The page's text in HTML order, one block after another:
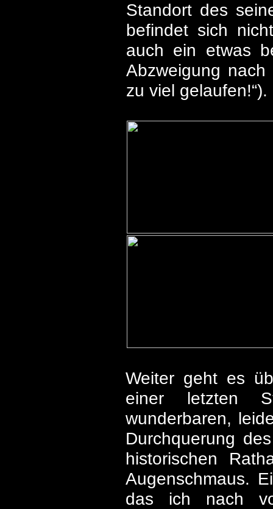
Standort des
befindet sich
auch ein etwas
Abzweigung
zu viel gelaufen!“).
Weiter geht es
einer letzten
wunderbaren,
Durchquerung
historischen
Augenschmaus.
das ich nach